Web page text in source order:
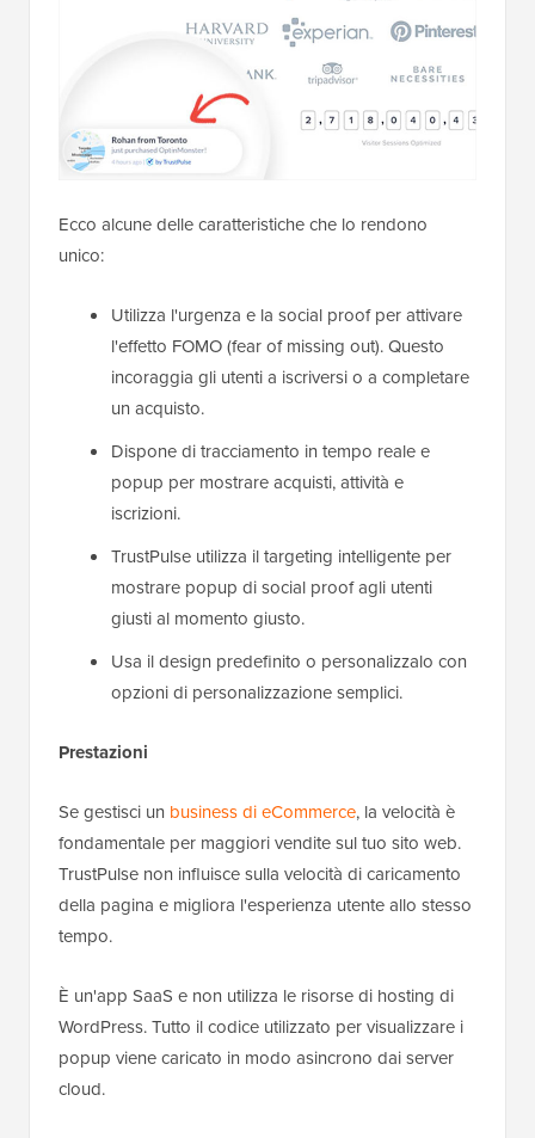
Ecco alcune delle caratteristiche che lo rendono
unico:
Utilizza l'urgenza e la social proof per attivare
l'effetto FOMO (fear of missing out). Questo
incoraggia gli utenti a iscriversi o a completare
un acquisto.
Dispone di tracciamento in tempo reale e
popup per mostrare acquisti, attività e
iscrizioni.
TrustPulse utilizza il targeting intelligente per
mostrare popup di social proof agli utenti
giusti al momento giusto.
Usa il design predefinito o personalizzalo con
opzioni di personalizzazione semplici.
Prestazioni
Se gestisci un business di eCommerce, la velocità è
fondamentale per maggiori vendite sul tuo sito web.
TrustPulse non influisce sulla velocità di caricamento
della pagina e migliora l'esperienza utente allo stesso
tempo.
È un'app SaaS e non utilizza le risorse di hosting di
WordPress. Tutto il codice utilizzato per visualizzare i
popup viene caricato in modo asincrono dai server
cloud.